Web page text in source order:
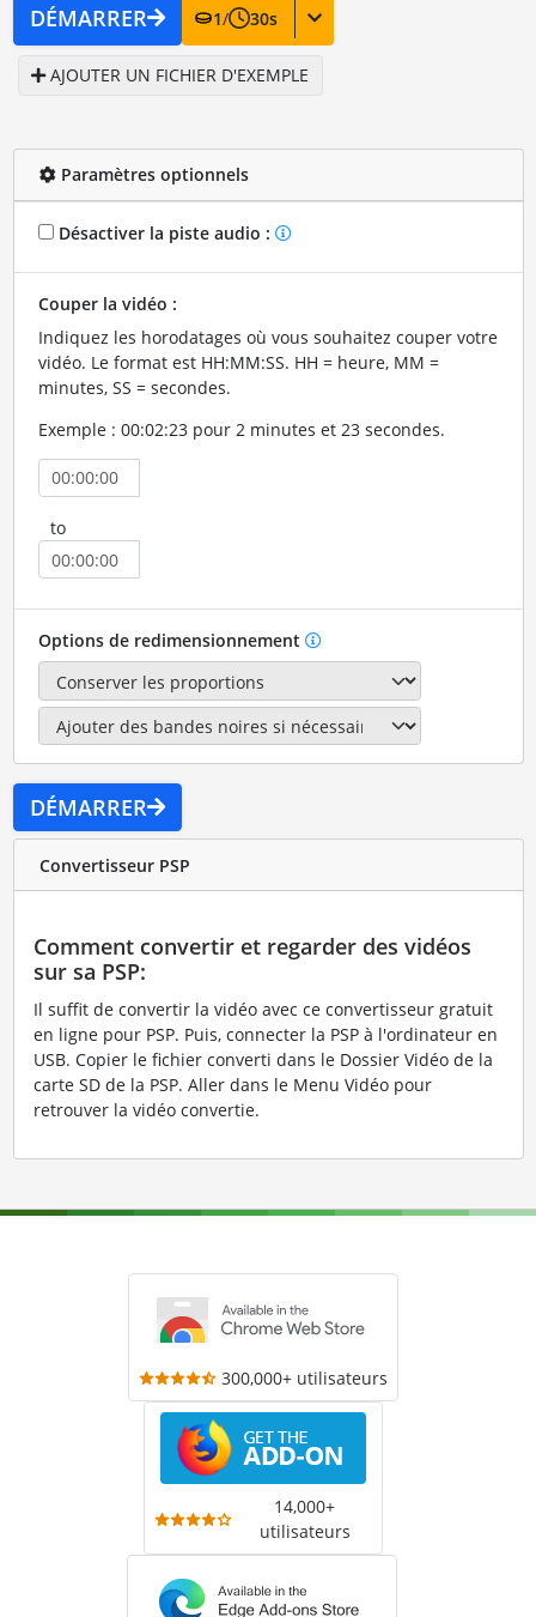
DÉMARRER 1/ 30s
AJOUTER UN FICHIER D'EXEMPLE
Paramètres optionnels
Désactiver la piste audio :
Couper la vidéo :
Indiquez les horodatages où vous souhaitez couper votre
vidéo. Le format est HH:MM:SS. HH = heure, MM =
minutes, SS = secondes.
Exemple : 00:02:23 pour 2 minutes et 23 secondes.
to
Options de redimensionnement
DÉMARRER
Convertisseur PSP
Comment convertir et regarder des vidéos
sur sa PSP:
Il suffit de convertir la vidéo avec ce convertisseur gratuit
en ligne pour PSP. Puis, connecter la PSP à l'ordinateur en
USB. Copier le fichier converti dans le Dossier Vidéo de la
carte SD de la PSP. Aller dans le Menu Vidéo pour
retrouver la vidéo convertie.
300,000+ utilisateurs
14,000+
utilisateurs